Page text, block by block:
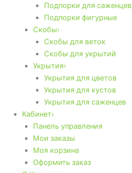
Подпорки для саженцев
Подпорки фигурные
Скобы›
Скобы для веток
Скобы для укрытий
Укрытия›
Укрытия для цветов
Укрытия для кустов
Укрытия для саженцев
Кабинет›
Панель управления
Мои заказы
Моя корзина
Оформить заказ